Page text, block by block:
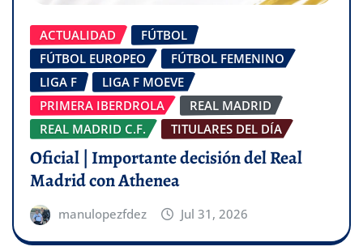
ACTUALIDAD
FÚTBOL
FÚTBOL EUROPEO
FÚTBOL FEMENINO
LIGA F
LIGA F MOEVE
PRIMERA IBERDROLA
REAL MADRID
REAL MADRID C.F.
TITULARES DEL DÍA
Oficial | Importante decisión del Real
Madrid con Athenea
manulopezfdez Jul 31, 2026